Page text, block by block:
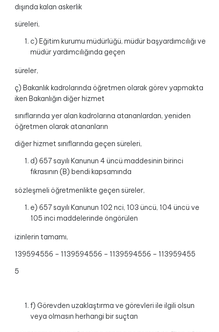
dışında kalan askerlik
süreleri,
c) Eğitim kurumu müdürlüğü, müdür başyardımcılığı ve
müdür yardımcılığında geçen
süreler,
ç) Bakanlık kadrolarında öğretmen olarak görev yapmakta
iken Bakanlığın diğer hizmet
sınıflarında yer alan kadrolarına atananlardan, yeniden
öğretmen olarak atananların
diğer hizmet sınıflarında geçen süreleri,
d) 657 sayılı Kanunun 4 üncü maddesinin birinci
fıkrasının (B) bendi kapsamında
sözleşmeli öğretmenlikte geçen süreler,
e) 657 sayılı Kanunun 102 nci, 103 üncü, 104 üncü ve
105 inci maddelerinde öngörülen
izinlerin tamamı,
139594556 – 1139594556 – 1139594556 – 113959455
5
f) Görevden uzaklaştırma ve görevleri ile ilgili olsun
veya olmasın herhangi bir suçtan